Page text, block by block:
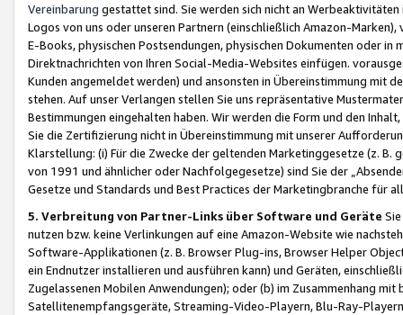
Vereinbarung gestattet sind. Sie werden sich nicht an
Logos von uns oder unseren Partnern (einschließlich Amazon-
E-Books, physischen Postsendungen, physischen Dokumenten oder in
Direktnachrichten von Ihren Social-Media-Websites einfügen.
Kunden angemeldet werden) und ansonsten in Übereinstimmung mit
stehen. Auf unser Verlangen stellen Sie uns repräsentative
Bestimmungen eingehalten haben. Wir werden die Form und den
Sie die Zertifizierung nicht in Übereinstimmung mit unserer
Klarstellung: (i) Für die Zwecke der geltenden Marketinggesetze (z. B.
von 1991 und ähnlicher oder Nachfolgegesetze) sind Sie der
Gesetze und Standards und Best Practices der Marketingbranche für
5. Verbreitung von Partner-Links über Software und Geräte
nutzen bzw. keine Verlinkungen auf eine Amazon-Website wie
Software-Applikationen (z. B. Browser Plug-ins, Browser Helper
ein Endnutzer installieren und ausführen kann) und Geräten,
Zugelassenen Mobilen Anwendungen); oder (b) im Zusammenhang
Satellitenempfangsgeräte, Streaming-Video-Playern, Blu-Ray-